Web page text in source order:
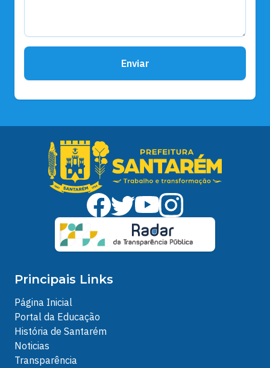
Enviar
Principais Links
Página Inicial
Portal da Educação
História de Santarém
Noticias
Transparência